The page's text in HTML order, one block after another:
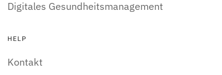
Digitales Gesundheitsmanagement
HELP
Kontakt